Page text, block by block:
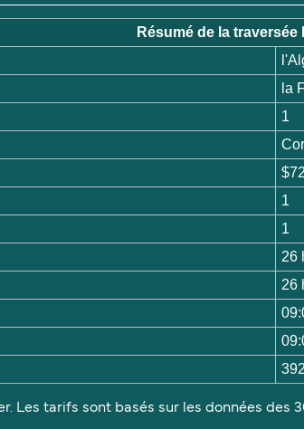
Résumé de la traversée
la
1
1
1
26
26
Les tarifs sont basés sur les données des